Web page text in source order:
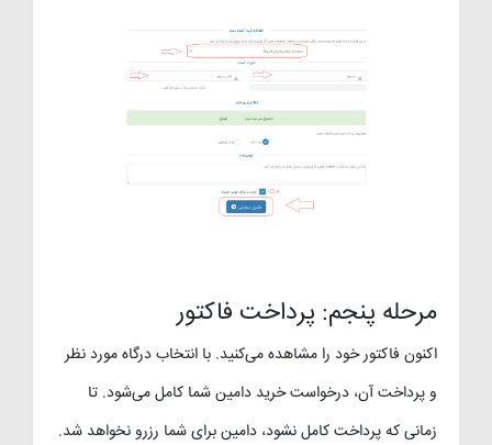
مرحله پنجم: پرداخت فاکتور
اکنون فاکتور خود را مشاهده می‌کنید. با انتخاب درگاه مورد نظر
و پرداخت آن، درخواست خرید دامین شما کامل می‌شود. تا
زمانی که پرداخت کامل نشود، دامین برای شما رزرو نخواهد شد.